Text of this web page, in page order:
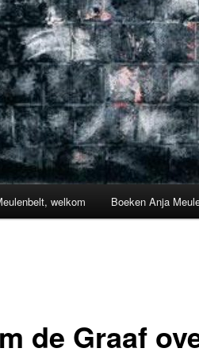
welkom Boeken Anja
de Graaf